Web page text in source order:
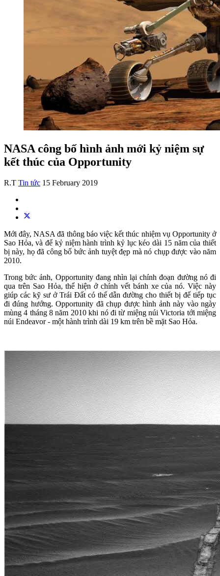
NASA công bố hình ảnh mới kỷ niệm sự
kết thúc của Opportunity
R.T Tin tức 15 February 2019
Mới đây, NASA đã thông báo việc kết thúc nhiệm vụ Opportunity ở
Sao Hỏa, và để kỷ niệm hành trình kỷ lục kéo dài 15 năm của thiết
bị này, họ đã công bố bức ảnh tuyệt đẹp mà nó chụp được vào năm
2010.
Trong bức ảnh, Opportunity đang nhìn lại chính đoạn đường nó đi
qua trên Sao Hỏa, thể hiện ở chính vết bánh xe của nó. Việc này
giúp các kỹ sư ở Trái Đất có thể dẫn đường cho thiết bị để tiếp tục
đi đúng hướng. Opportunity đã chụp được hình ảnh này vào ngày
mùng 4 tháng 8 năm 2010 khi nó đi từ miệng núi Victoria tới miệng
núi Endeavor - một hành trình dài 19 km trên bề mặt Sao Hỏa.